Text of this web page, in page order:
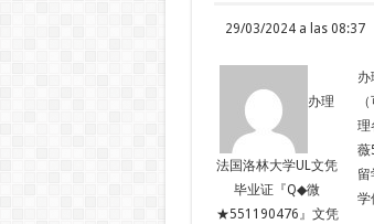
29/03/2024 a las 08:37
办理
法国洛林大学UL文凭
毕业证『Q◆微
★551190476』文凭
理
薇
学